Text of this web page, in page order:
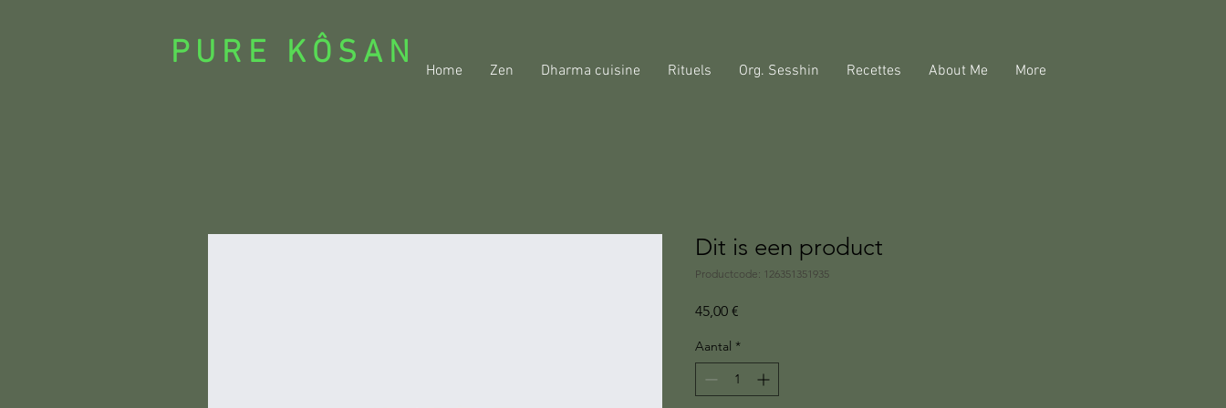
Home Zen Dharma cuisine Rituels Org. Sesshin Recettes About Me More
PURE KÔSAN
Dit is een product
Productcode: 126351351935
45,00 €
Aantal *